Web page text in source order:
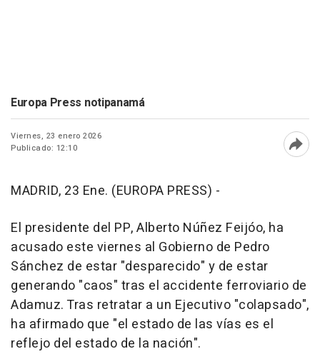
Europa Press notipanamá
Viernes, 23 enero 2026
Publicado: 12:10
MADRID, 23 Ene. (EUROPA PRESS) -
El presidente del PP, Alberto Núñez Feijóo, ha
acusado este viernes al Gobierno de Pedro
Sánchez de estar "desparecido" y de estar
generando "caos" tras el accidente ferroviario de
Adamuz. Tras retratar a un Ejecutivo "colapsado",
ha afirmado que "el estado de las vías es el
reflejo del estado de la nación".